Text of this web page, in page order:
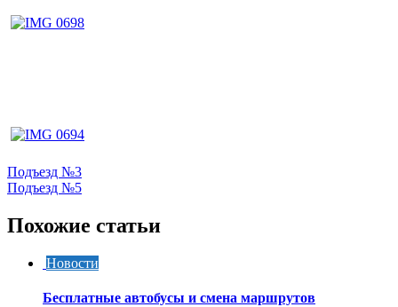
Навигация
по
записям
Подъезд №3
Подъезд №5
Похожие статьи
Новости
Бесплатные автобусы и смена маршрутов